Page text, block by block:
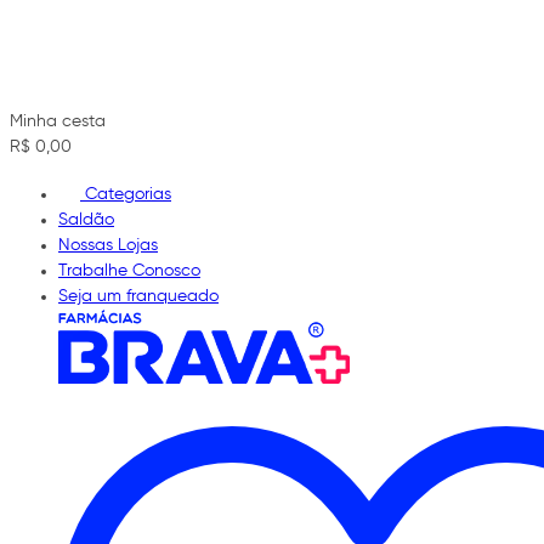
Minha cesta
R$ 0,00
Categorias
Saldão
Nossas Lojas
Trabalhe Conosco
Seja um franqueado